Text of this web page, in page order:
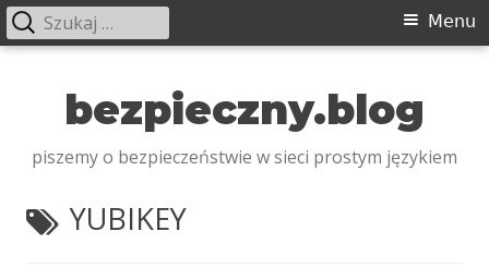
bezpieczny.blog
piszemy o bezpieczeństwie w sieci prostym językiem
Menu
Menu
Szukaj:
TAGI:
YUBIKEY